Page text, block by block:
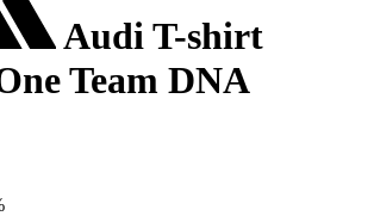
Audi T-shirt
Team DNA